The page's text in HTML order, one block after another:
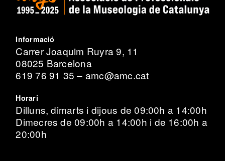
Informació
Carrer Joaquim Ruyra 9, 11
08025 Barcelona
619 76 91 35 – amc@amc.cat
Horari
Dilluns, dimarts i dijous de 09:00h a 14:00h
Dimecres de 09:00h a 14:00h i de 16:00h a
20:00h